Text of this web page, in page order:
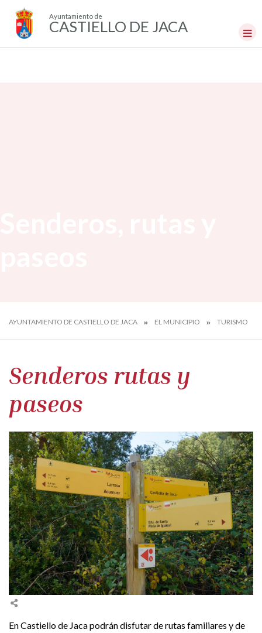
Ayuntamiento de
CASTIELLO DE JACA
AYUNTAMIENTO DE CASTIELLO DE JACA EL MUNICIPIO TURISMO
Senderos rutas y
paseos
En Castiello de Jaca podrán disfutar de rutas familiares y de